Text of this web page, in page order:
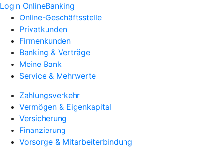
Login OnlineBanking
Online-Geschäftsstelle
Privatkunden
Firmenkunden
Banking & Verträge
Meine Bank
Service & Mehrwerte
Zahlungsverkehr
Vermögen & Eigenkapital
Versicherung
Finanzierung
Vorsorge & Mitarbeiterbindung